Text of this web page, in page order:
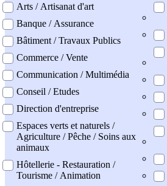
Arts / Artisanat d'art
Banque / Assurance
Bâtiment / Travaux Publics
Commerce / Vente
Communication / Multimédia
Conseil / Etudes
Direction d'entreprise
Espaces verts et naturels /
Agriculture / Pêche / Soins aux
animaux
Hôtellerie - Restauration /
Tourisme / Animation